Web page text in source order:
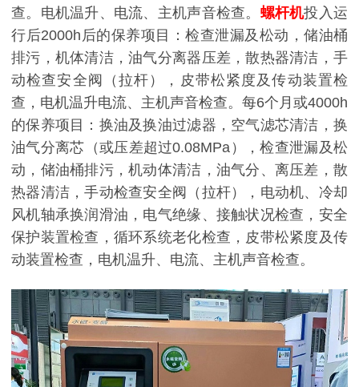
查。电机温升、电流、主机声音检查。 螺杆机投入运
行后2000h后的保养项目：检查泄漏及松动，储油桶
排污，机体清洁，油气分离器压差，散热器清洁，手
动检查安全阀（拉杆），皮带松紧度及传动装置检
查，电机温升电流、主机声音检查。每6个月或4000h
的保养项目：换油及换油过滤器，空气滤芯清洁，换
油气分离芯（或压差超过0.08MPa），检查泄漏及松
动，储油桶排污，机动体清洁，油气分、离压差，散
热器清洁，手动检查安全阀（拉杆），电动机、冷却
风机轴承换润滑油，电气绝缘、接触状况检查，安全
保护装置检查，循环系统老化检查，皮带松紧度及传
动装置检查，电机温升、电流、主机声音检查。